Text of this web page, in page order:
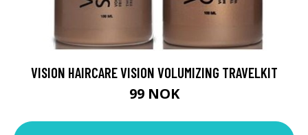
VISION HAIRCARE VISION VOLUMIZING TRAVELKIT
99 NOK